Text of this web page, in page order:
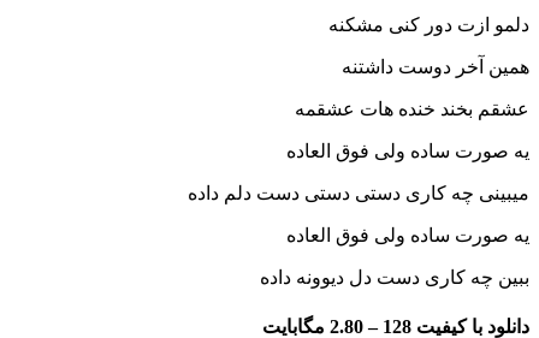
دور کنی مشکنه
دوست داشتنه
خنده هات عشقمه
ساده ولی فوق العاده
کاری دستی دستی دست دلم داده
ساده ولی فوق العاده
کاری دست دل دیوونه داده
128 – 2.80 مگابایت